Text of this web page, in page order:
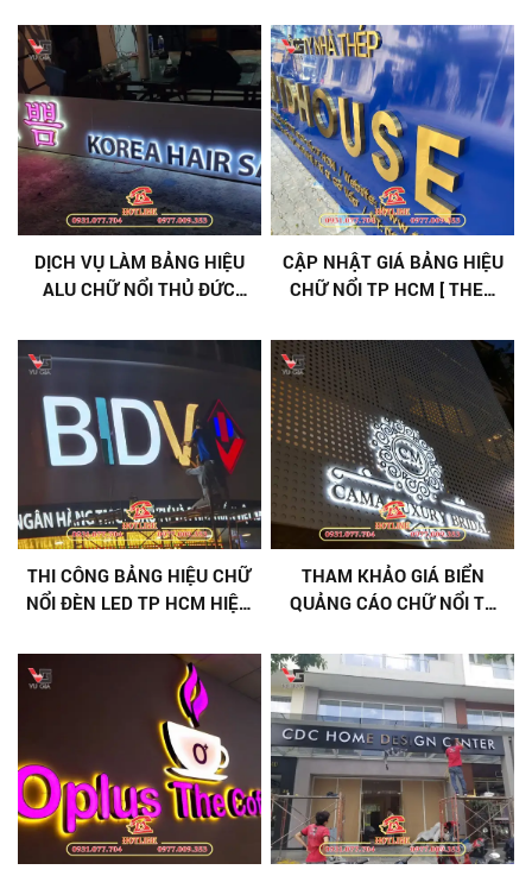
DỊCH VỤ LÀM BẢNG HIỆU
ALU CHỮ NỔI THỦ ĐỨC
CẬP NHẬT GIÁ BẢNG HIỆU
CHỮ NỔI TP HCM [ THEO
THI CÔNG BẢNG HIỆU CHỮ
NỔI ĐÈN LED TP HCM HIỆN
THAM KHẢO GIÁ BIỂN
QUẢNG CÁO CHỮ NỔI TP